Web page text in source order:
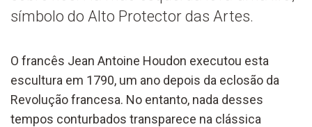
símbolo do Alto Protector das Artes.
O francês Jean Antoine Houdon executou esta
escultura em 1790, um ano depois da eclosão da
Revolução francesa. No entanto, nada desses
tempos conturbados transparece na clássica